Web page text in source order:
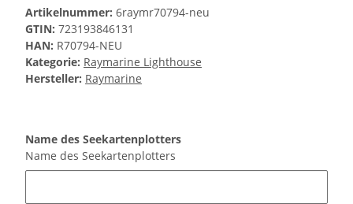
Artikelnummer: 6raymr70794-neu
GTIN: 723193846131
HAN: R70794-NEU
Kategorie: Raymarine Lighthouse
Hersteller: Raymarine
Name des Seekartenplotters
Name des Seekartenplotters